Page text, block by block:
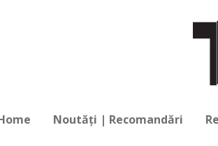
Noutăți | Recomandări